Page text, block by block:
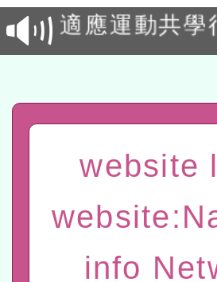
結果公告(無
適應運動共學
本館辦理115
「數位內容
t」
有關大陸委員
赴陸應申請許
轉知經濟部
website
info